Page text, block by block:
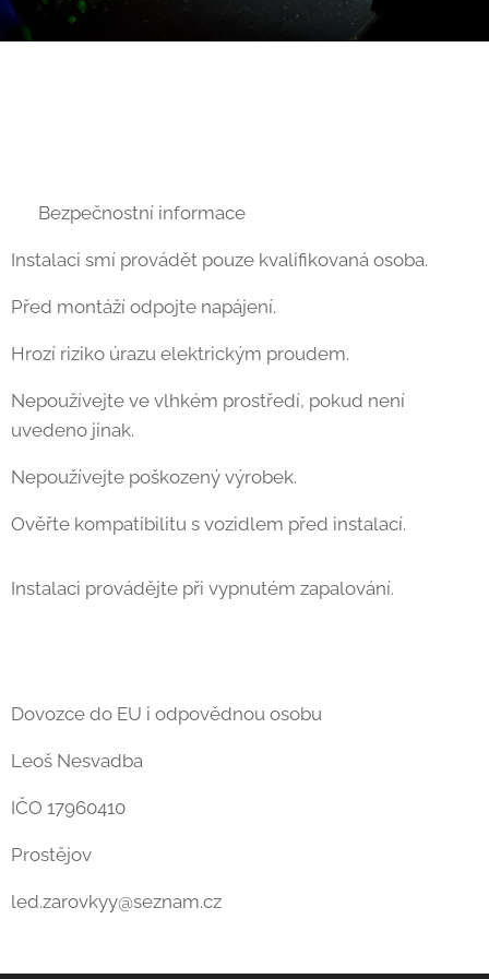
⚠ Bezpečnostní informace
Instalaci smí provádět pouze kvalifikovaná osoba.
Před montáží odpojte napájení.
Hrozí riziko úrazu elektrickým proudem.
Nepoužívejte ve vlhkém prostředí, pokud není
uvedeno jinak.
Nepoužívejte poškozený výrobek.
Ověřte kompatibilitu s vozidlem před instalací.
Instalaci provádějte při vypnutém zapalování.
Dovozce do EU i odpovědnou osobu
Leoš Nesvadba
IČO 17960410
Prostějov
led.zarovkyy@seznam.cz